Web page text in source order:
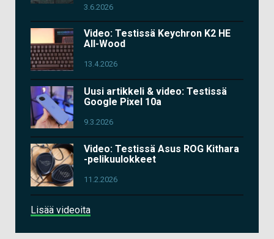
3.6.2026
Video: Testissä Keychron K2 HE
All-Wood
13.4.2026
Uusi artikkeli & video: Testissä
Google Pixel 10a
9.3.2026
Video: Testissä Asus ROG Kithara
-pelikuulokkeet
11.2.2026
Lisää videoita